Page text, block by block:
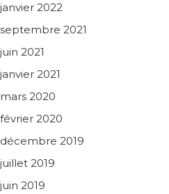
janvier 2022
septembre 2021
juin 2021
janvier 2021
mars 2020
février 2020
décembre 2019
juillet 2019
juin 2019